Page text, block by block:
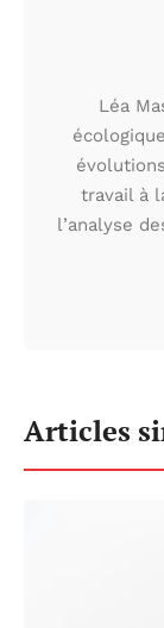
Léa
travail à
l’analyse
Articles